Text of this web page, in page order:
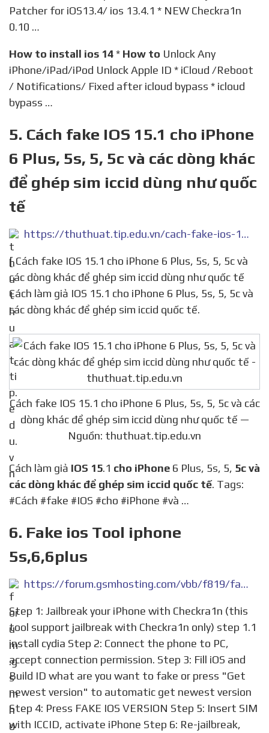
Patcher for iOS13.4/ ios 13.4.1 * NEW Checkra1n
0.10 …
How to install ios 14* How to Unlock Any
iPhone/iPad/iPod Unlock Apple ID * iCloud /Reboot
/ Notifications/ Fixed after icloud bypass * icloud
bypass …
5. Cách fake IOS 15.1 cho iPhone
6 Plus, 5s, 5, 5c và các dòng khác
để ghép sim iccid dùng như quốc
tế
https://thuthuat.tip.edu.vn/cach-fake-ios-15-1-cho-iphone-6-plus-5s-5-5c-va-cac-dong-khac-de-ghep-sim-iccid-dung-nhu-quoc-te/
[ Cách fake IOS 15.1 cho iPhone 6 Plus, 5s, 5, 5c và
các dòng khác để ghép sim iccid dùng như quốc tế
Cách làm giả IOS 15.1 cho iPhone 6 Plus, 5s, 5, 5c và
các dòng khác để ghép sim iccid quốc tế.
Cách fake IOS 15.1 cho iPhone 6 Plus, 5s, 5, 5c và các
dòng khác để ghép sim iccid dùng như quốc tế —
Nguồn: thuthuat.tip.edu.vn
Cách làm giả IOS 15.1 cho iPhone 6 Plus, 5s, 5, 5c và
các dòng khác để ghép sim iccid quốc tế. Tags:
#Cách #fake #IOS #cho #iPhone #và …
6. Fake ios Tool iphone
5s,6,6plus
https://forum.gsmhosting.com/vbb/f819/fake-ios-tool-iphone-5s-6-6plus-2939540/
Step 1: Jailbreak your iPhone with Checkra1n (this
tool support jailbreak with Checkra1n only) step 1.1
install cydia Step 2: Connect the phone to PC,
accept connection permission. Step 3: Fill iOS and
Build ID what are you want to fake or press "Get
newest version" to automatic get newest version
Step 4: Press FAKE IOS VERSION Step 5: Insert SIM
with ICCID, activate iPhone Step 6: Re-jailbreak,